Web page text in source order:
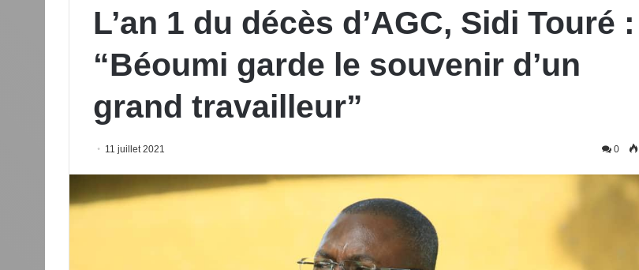
L’an 1 du décès d’AGC, Sidi Touré :
“Béoumi garde le souvenir d’un
grand travailleur”
11 juillet 2021 0